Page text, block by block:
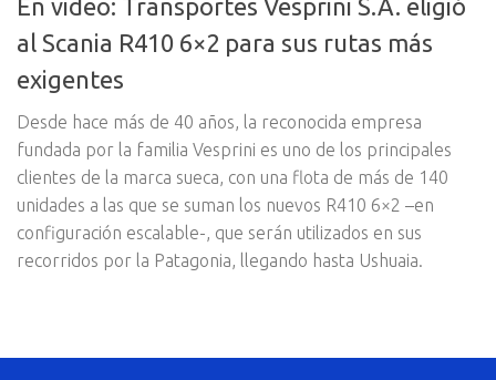
En video: Transportes Vesprini S.A. eligió
al Scania R410 6×2 para sus rutas más
exigentes
Desde hace más de 40 años, la reconocida empresa
fundada por la familia Vesprini es uno de los principales
clientes de la marca sueca, con una flota de más de 140
unidades a las que se suman los nuevos R410 6×2 –en
configuración escalable-, que serán utilizados en sus
recorridos por la Patagonia, llegando hasta Ushuaia.